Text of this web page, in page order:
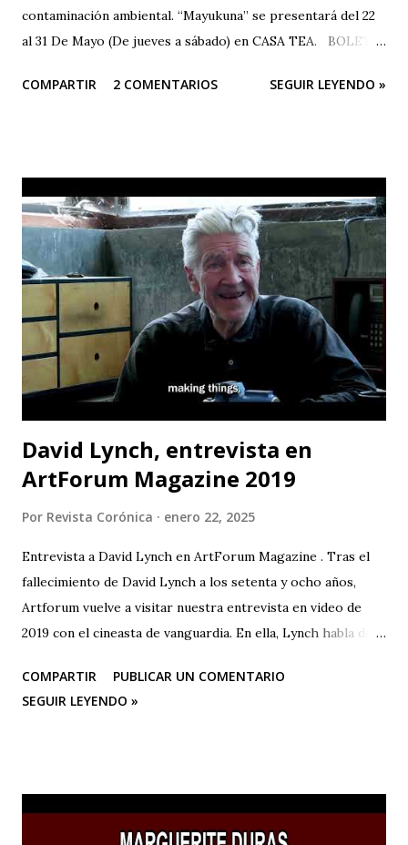
contaminación ambiental. “Mayukuna” se presentará del 22
al 31 De Mayo (De jueves a sábado) en CASA TEA. BOLETÍN
a un medio ambiente saludable.” El arte es una herramienta
“Mayukuna”; a través del cuerpo, la música, el canto, el
baile... podemos dar voz a las comunidades afectadas y
luchar por la protección de nuestros ríos. Las funciones
serán en CASA TEA del 22 al 31 de mayo (de jueves a sábado).
La contaminación del agua es uno de los principales
problemas que enfrentan las comunidades que viven cerca
de los ríos; pero no solo eso, la cantidad de químicos que
son usados en la minería están afectando la salud de todas ...
COMPARTIR 2 COMENTARIOS SEGUIR LEYENDO »
David Lynch, entrevista en
ArtForum Magazine 2019
Por Revista Corónica enero 22, 2025
Entrevista a David Lynch en ArtForum Magazine . Tras el
fallecimiento de David Lynch a los setenta y ocho años,
Artforum vuelve a visitar nuestra entrevista en video de
2019 con el cineasta de vanguardia. En ella, Lynch habla de
creación artística, desde sus años de estudiante en la
Academia de Bellas Artes de Pensilvania hasta su mudanza a
COMPARTIR
PUBLICAR UN COMENTARIO
SEGUIR LEYENDO »